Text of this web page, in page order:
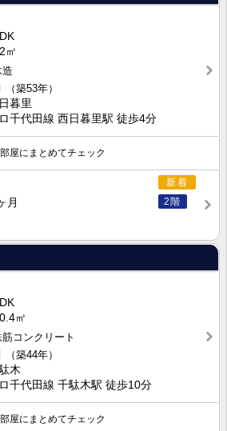
㎡
造
（築53年）
暮里
千代田線 西日暮里駅 徒歩4分
屋にまとめてチェック
新着
2階
月
㎡
筋コンクリート
（築44年）
木
千代田線 千駄木駅 徒歩10分
屋にまとめてチェック